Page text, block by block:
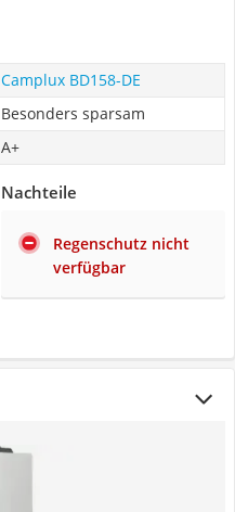
Camplux BD158-DE
Besonders sparsam
A+
Nachteile
Regenschutz nicht
verfügbar